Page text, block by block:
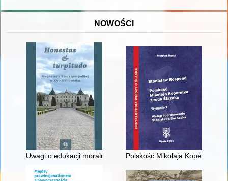
NOWOŚCI
Uwagi o edukacji moralnej synów szlacheckich w XVI-
Polskość Mikołaja Kopernika z